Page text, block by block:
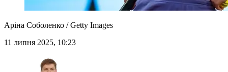
Аріна Соболенко / Getty Images
11 липня 2025, 10:23